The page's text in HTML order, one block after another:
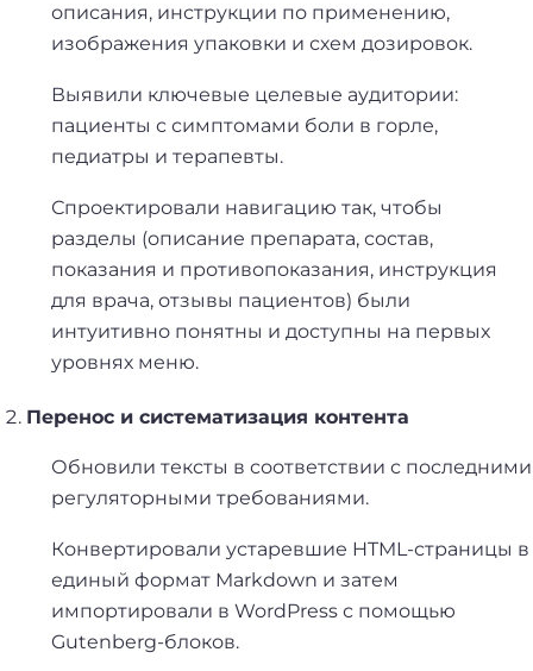
описания, инструкции по применению,
изображения упаковки и схем дозировок.
Выявили ключевые целевые аудитории:
пациенты с симптомами боли в горле,
педиатры и терапевты.
Спроектировали навигацию так, чтобы
разделы (описание препарата, состав,
показания и противопоказания, инструкция
для врача, отзывы пациентов) были
интуитивно понятны и доступны на первых
уровнях меню.
Перенос и систематизация контента
Обновили тексты в соответствии с последними
регуляторными требованиями.
Конвертировали устаревшие HTML-страницы в
единый формат Markdown и затем
импортировали в WordPress с помощью
Gutenberg-блоков.